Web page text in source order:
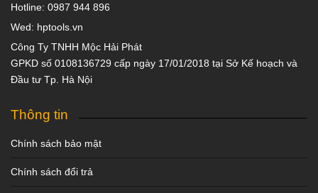
Hotline: 0987 944 896
Wed: hptools.vn
Công Ty TNHH Mộc Hải Phát
GPKD số 0108136729 cấp ngày 17/01/2018 tại Sở Kế hoạch và
Đầu tư Tp. Hà Nội
Thông tin
Chính sách bảo mật
Chính sách đổi trả